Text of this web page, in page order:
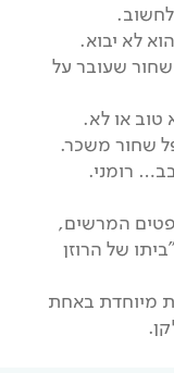
לחשוב.
לא יבוא.
שעובר על
טוב או לא.
שחור משכר.
רומני.
המרשים,
של הרוזן
מיוחדת באחת